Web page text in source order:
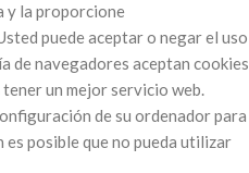
y la proporcione
puede aceptar o negar el uso
de navegadores aceptan cookies
un mejor servicio web.
de su ordenador para
es posible que no pueda utilizar